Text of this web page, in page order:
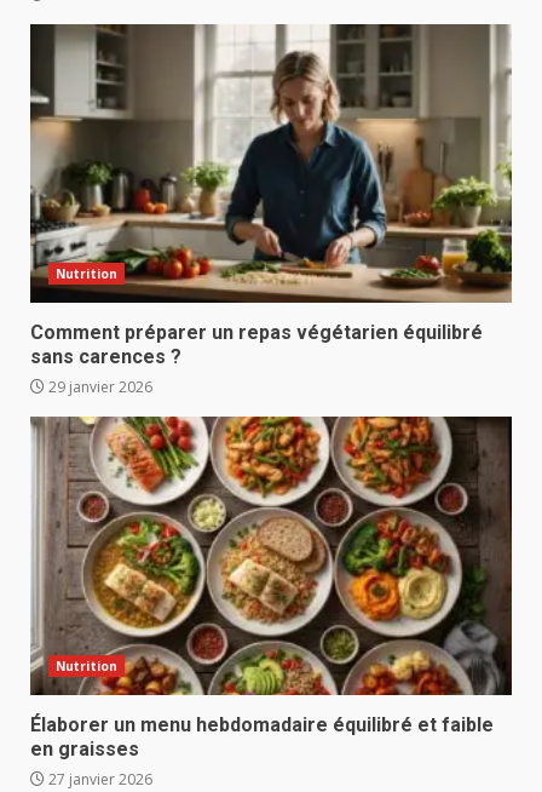
Nutrition
Comment préparer un repas végétarien équilibré
sans carences ?
29 janvier 2026
Nutrition
Élaborer un menu hebdomadaire équilibré et faible
en graisses
27 janvier 2026